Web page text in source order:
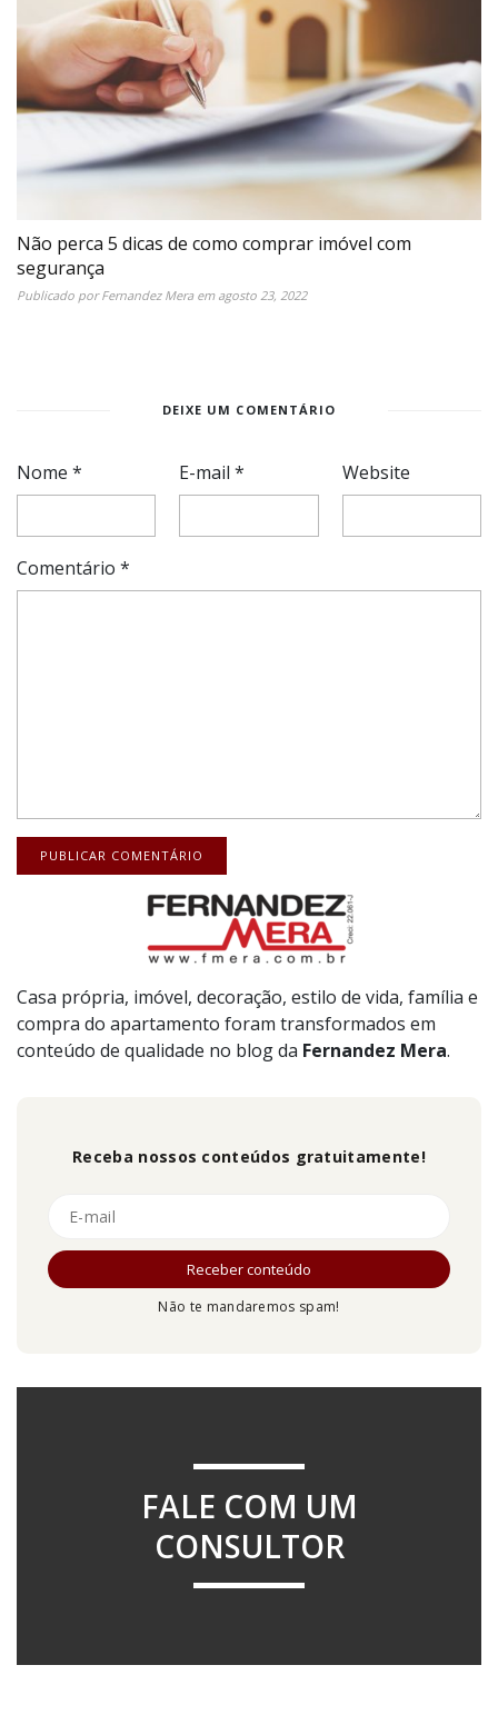
Não perca 5 dicas de como comprar imóvel com
segurança
Publicado porFernandez Meraem agosto 23, 2022
DEIXE UM COMENTÁRIO
Nome * E-mail* Website
Comentário *
Casa própria, imóvel, decoração, estilo de vida, família e
compra do apartamento foram transformados em
conteúdo de qualidade no blog da Fernandez Mera.
Receba nossos conteúdos gratuitamente!
Não te mandaremos spam!
FALE COM UM
CONSULTOR